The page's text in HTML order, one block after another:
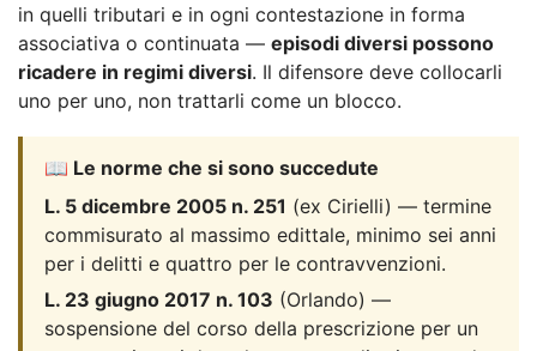
in quelli tributari e in ogni contestazione in forma
associativa o continuata — episodi diversi possono
ricadere in regimi diversi. Il difensore deve collocarli
uno per uno, non trattarli come un blocco.
📖 Le norme che si sono succedute
L. 5 dicembre 2005 n. 251 (ex Cirielli) — termine
commisurato al massimo edittale, minimo sei anni
per i delitti e quattro per le contravvenzioni.
L. 23 giugno 2017 n. 103 (Orlando) —
sospensione del corso della prescrizione per un